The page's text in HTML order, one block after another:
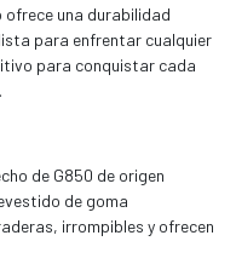
una durabilidad
para enfrentar cualquier
para conquistar cada
de G850 de origen
de goma
irrompibles y ofrecen